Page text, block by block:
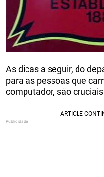
As dicas a seguir, do
para as pessoas que
computador, são